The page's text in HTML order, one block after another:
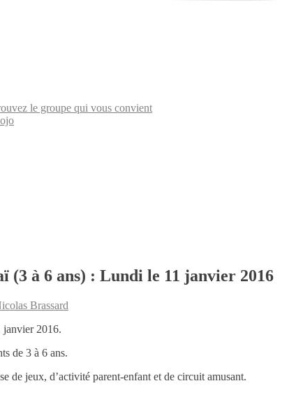
le groupe qui vous convient
(3 à 6 ans) : Lundi le 11 janvier 2016
Brassard
janvier 2016.
de 3 à 6 ans.
de jeux, d’activité parent-enfant et de circuit amusant.